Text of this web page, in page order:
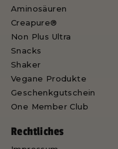
Aminosäuren
Creapure®
Non Plus Ultra
Snacks
Shaker
Vegane Produkte
Geschenkgutschein
One Member Club
Rechtliches